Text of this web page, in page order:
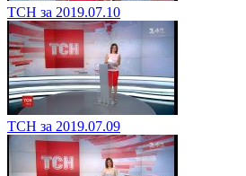
ТСН за 2019.07.10
ТСН за 2019.07.09